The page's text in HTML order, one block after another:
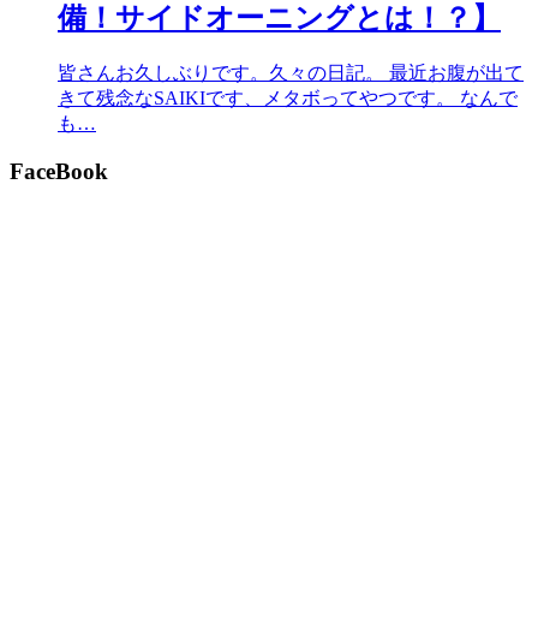
備！サイドオーニングとは！？】
皆さんお久しぶりです。久々の日記。 最近お腹が出て
きて残念なSAIKIです、メタボってやつです。 なんで
も…
FaceBook